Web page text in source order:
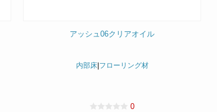
アッシュ06クリアオイル
内部床| フローリング材
0